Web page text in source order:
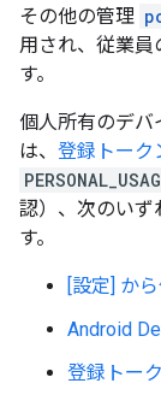
その他の管理
用され、従業
す。
個人所有のデ
は、 登録トーク
認）、次のいず
す。
[設定] か
Android
登録トー